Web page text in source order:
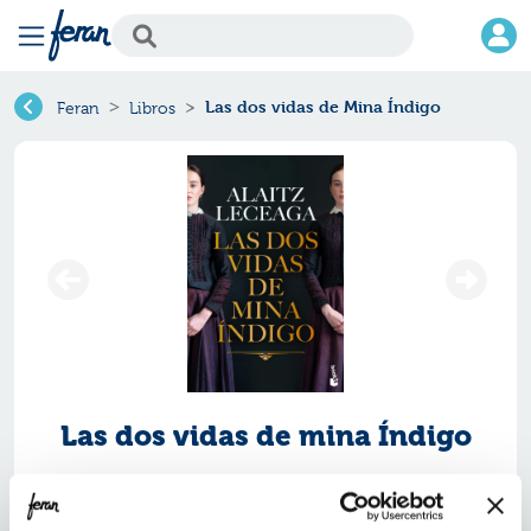
Feran Libros Las dos vidas de Mina Índigo
Las dos vidas de mina Índigo
Ref.
ISBN: